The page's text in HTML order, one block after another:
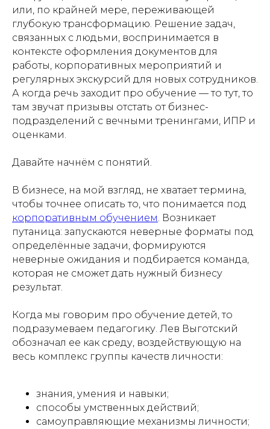
или, по крайней мере, переживающей
глубокую трансформацию. Решение задач,
связанных с людьми, воспринимается в
контексте оформления документов для
работы, корпоративных мероприятий и
регулярных экскурсий для новых сотрудников.
А когда речь заходит про обучение — то тут, то
там звучат призывы отстать от бизнес-
подразделений с вечными тренингами, ИПР и
оценками.
Давайте начнём с понятий.
В бизнесе, на мой взгляд, не хватает термина,
чтобы точнее описать то, что понимается под
корпоративным обучением. Возникает
путаница: запускаются неверные форматы под
определённые задачи, формируются
неверные ожидания и подбирается команда,
которая не сможет дать нужный бизнесу
результат.
Когда мы говорим про обучение детей, то
подразумеваем педагогику. Лев Выготский
обозначал ее как среду, воздействующую на
весь комплекс группы качеств личности:
знания, умения и навыки;
способы умственных действий;
самоуправляющие механизмы личности;